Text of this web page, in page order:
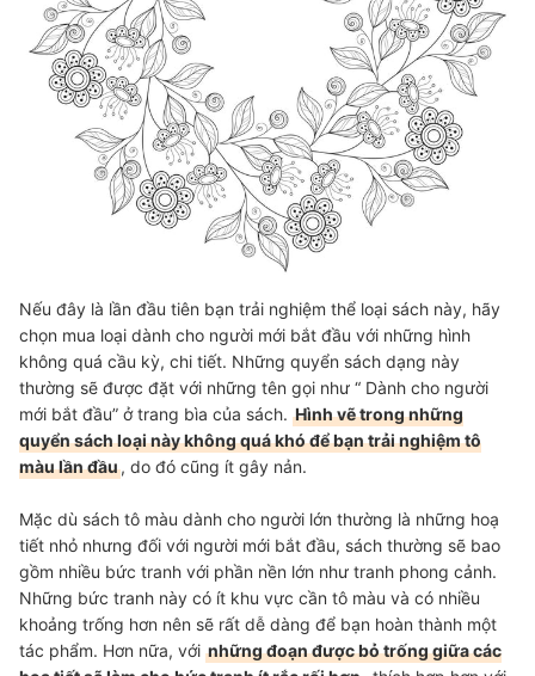
Nếu đây là lần đầu tiên bạn trải nghiệm thể loại sách này, hãy
chọn mua loại dành cho người mới bắt đầu với những hình
không quá cầu kỳ, chi tiết. Những quyển sách dạng này
thường sẽ được đặt với những tên gọi như “ Dành cho người
mới bắt đầu” ở trang bìa của sách. Hình vẽ trong những
quyển sách loại này không quá khó để bạn trải nghiệm tô
màu lần đầu, do đó cũng ít gây nản.
Mặc dù sách tô màu dành cho người lớn thường là những hoạ
tiết nhỏ nhưng đối với người mới bắt đầu, sách thường sẽ bao
gồm nhiều bức tranh với phần nền lớn như tranh phong cảnh.
Những bức tranh này có ít khu vực cần tô màu và có nhiều
khoảng trống hơn nên sẽ rất dễ dàng để bạn hoàn thành một
tác phẩm. Hơn nữa, với những đoạn được bỏ trống giữa các